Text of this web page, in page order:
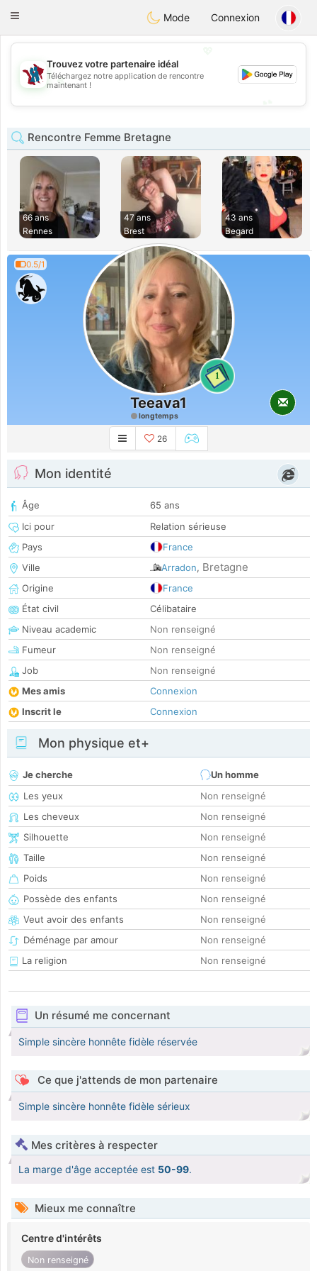
Taimerais
Toggle
Mode Connexion
💖
💕
Trouvez votre partenaire idéal
Téléchargez notre application de rencontre
maintenant !
Rencontre Femme Bretagne
66 ans
Rennes
47 ans
Brest
43 ans
Begard
0.5/1
1
Teeava1
longtemps
26
Mon identité
Âge
65 ans
Ici pour
Relation sérieuse
Pays
France
Ville
Arradon, Bretagne
Origine
France
État civil
Célibataire
Niveau academic
Non renseigné
Fumeur
Non renseigné
Job
Non renseigné
Mes amis
Connexion
Inscrit le
Connexion
Mon physique et+
Je cherche
Un homme
Les yeux
Non renseigné
Les cheveux
Non renseigné
Silhouette
Non renseigné
Taille
Non renseigné
Poids
Non renseigné
Possède des enfants
Non renseigné
Veut avoir des enfants
Non renseigné
Déménage par amour
Non renseigné
La religion
Non renseigné
Un résumé me concernant
Simple sincère honnête fidèle réservée
Ce que j'attends de mon partenaire
Simple sincère honnête fidèle sérieux
Mes critères à respecter
La marge d'âge acceptée est 50-99.
Mieux me connaître
Centre d'intérêts
Non renseigné